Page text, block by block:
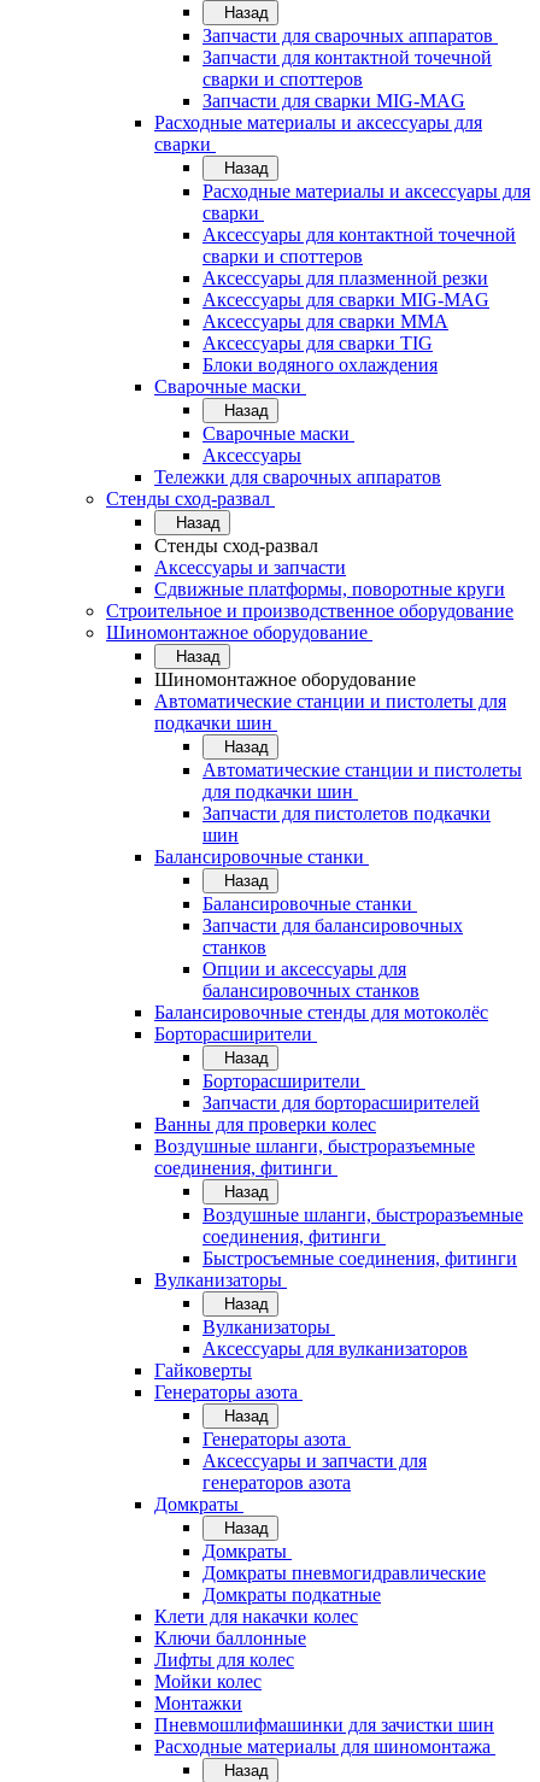
Назад
Запчасти для сварочных аппаратов
Запчасти для контактной точечной
сварки и споттеров
Запчасти для сварки MIG-MAG
Расходные материалы и аксессуары для
сварки
Назад
Расходные материалы и аксессуары для
сварки
Аксессуары для контактной точечной
сварки и споттеров
Аксессуары для плазменной резки
Аксессуары для сварки MIG-MAG
Аксессуары для сварки MMA
Аксессуары для сварки TIG
Блоки водяного охлаждения
Сварочные маски
Назад
Сварочные маски
Аксессуары
Тележки для сварочных аппаратов
Стенды сход-развал
Назад
Стенды сход-развал
Аксессуары и запчасти
Сдвижные платформы, поворотные круги
Строительное и производственное оборудование
Шиномонтажное оборудование
Назад
Шиномонтажное оборудование
Автоматические станции и пистолеты для
подкачки шин
Назад
Автоматические станции и пистолеты
для подкачки шин
Запчасти для пистолетов подкачки
шин
Балансировочные станки
Назад
Балансировочные станки
Запчасти для балансировочных
станков
Опции и аксессуары для
балансировочных станков
Балансировочные стенды для мотоколёс
Борторасширители
Назад
Борторасширители
Запчасти для борторасширителей
Ванны для проверки колес
Воздушные шланги, быстроразъемные
соединения, фитинги
Назад
Воздушные шланги, быстроразъемные
соединения, фитинги
Быстросъемные соединения, фитинги
Вулканизаторы
Назад
Вулканизаторы
Аксессуары для вулканизаторов
Гайковерты
Генераторы азота
Назад
Генераторы азота
Аксессуары и запчасти для
генераторов азота
Домкраты
Назад
Домкраты
Домкраты пневмогидравлические
Домкраты подкатные
Клети для накачки колес
Ключи баллонные
Лифты для колес
Мойки колес
Монтажки
Пневмошлифмашинки для зачистки шин
Расходные материалы для шиномонтажа
Назад